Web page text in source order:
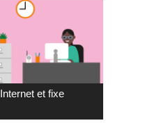
Internet et fixe